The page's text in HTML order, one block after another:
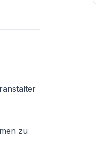
zu